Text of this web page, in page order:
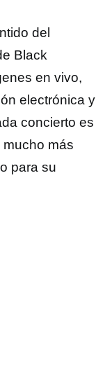
del
Black
en vivo,
electrónica y
concierto es
más
para su